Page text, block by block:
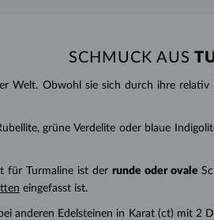
SCHMUCK AUS
Welt. Obwohl sie sich durch ihre relativ
grüne Verdelite oder blaue
für Turmaline ist der runde oder ovale
eingefasst ist.
anderen Edelsteinen in Karat (ct) mit 2